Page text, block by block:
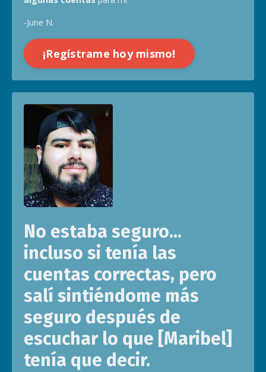
-June N.
¡Regístrame hoy mismo!
No estaba seguro...
incluso si tenía las
cuentas correctas, pero
salí sintiéndome más
seguro después de
escuchar lo que [Maribel]
tenía que decir.